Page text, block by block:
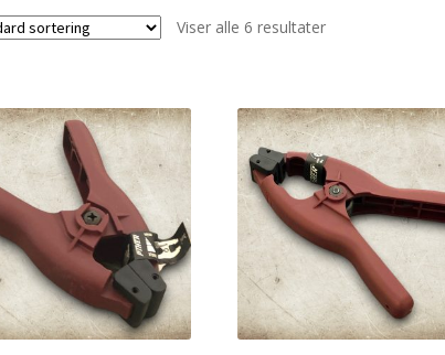
Viser alle 6 resultater